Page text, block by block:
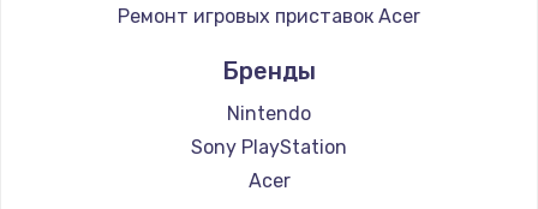
600 руб.
Заказать
Замена конфорки
1100 руб.
Заказать
Ремонт игровых приставок Acer
Бренды
Nintendo
Sony PlayStation
Acer